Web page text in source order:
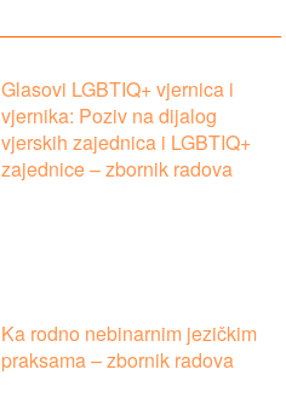
Glasovi LGBTIQ+ vjernica i
vjernika: Poziv na dijalog
vjerskih zajednica i LGBTIQ+
zajednice – zbornik radova
Ka rodno nebinarnim jezičkim
praksama – zbornik radova